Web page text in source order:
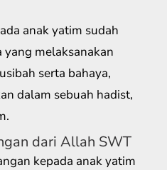
anak yatim sudah
melaksanakan
serta bahaya,
dalam sebuah hadist,
dari Allah SWT
kepada anak yatim